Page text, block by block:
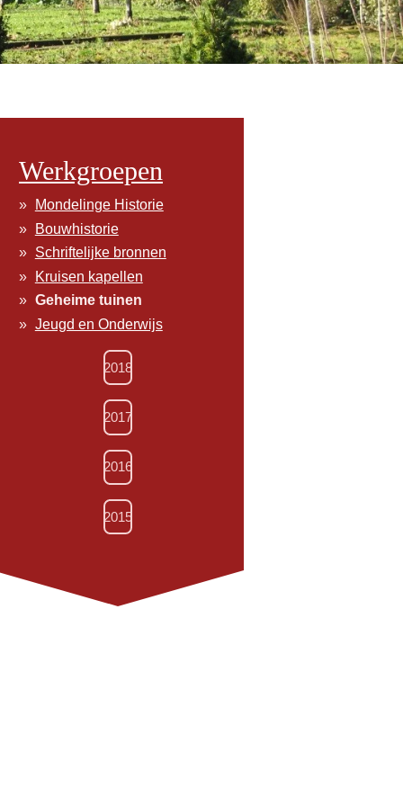
Werkgroepen
Mondelinge Historie
Bouwhistorie
Schriftelijke bronnen
Kruisen kapellen
Geheime tuinen
Jeugd en Onderwijs
2018
2017
2016
2015